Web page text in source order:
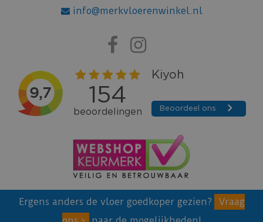
info@merkvloerenwinkel.nl
Ergens anders de vloer goedkoper gezien?
Vraag